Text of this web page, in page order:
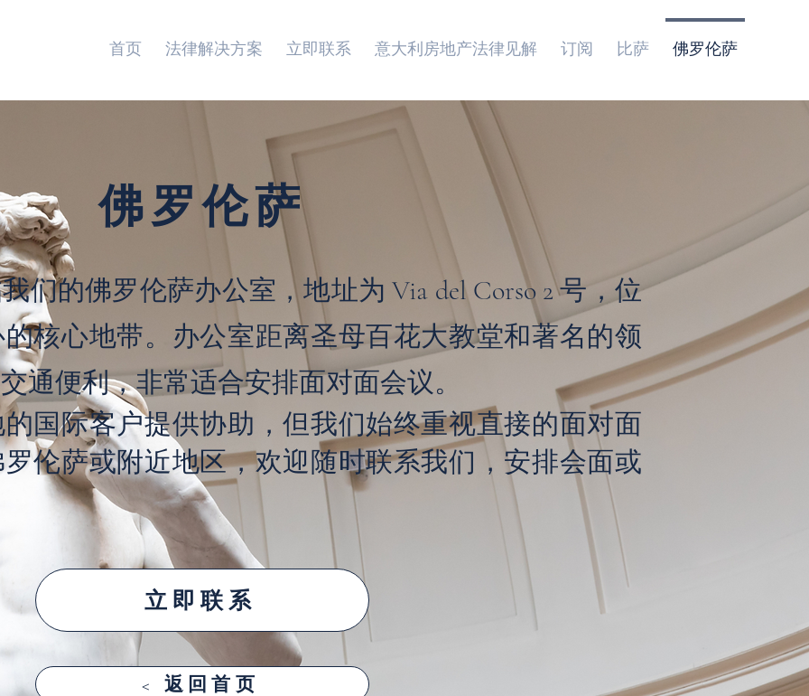
首页 法律解决方案 立即联系 意大利房地产法律见解 订阅 比萨 佛罗伦萨
佛罗伦萨
们的佛罗伦萨办公室，地址为 Via del Corso 2 号，位
核心地带。办公室距离圣母百花大教堂和著名的领
通便利，非常适合安排面对面会议。
国际客户提供协助，但我们始终重视直接的面对面
伦萨或附近地区，欢迎随时联系我们，安排会面或
立即联系
< 返回首页